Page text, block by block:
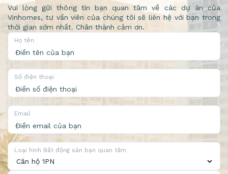
Vui lòng gửi thông tin bạn quan tâm về các dự án của
Vinhomes, tư vấn viên của chúng tôi sẽ liên hệ với bạn trong
thời gian sớm nhất. Chân thành cảm ơn.
Họ tên
Số điện thoại
Email
Loại hình Bất động sản bạn quan tâm